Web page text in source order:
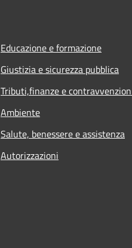
Educazione e formazione
Giustizia e sicurezza pubblica
Tributi,finanze e
Ambiente
Salute, benessere e assistenza
Autorizzazioni